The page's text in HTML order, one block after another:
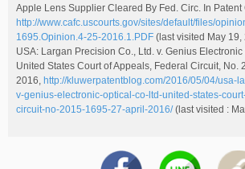
Apple Lens Supplier Cleared By Fed. Circ. In Patent
http://www.cafc.uscourts.gov/sites/default/files/
1695.Opinion.4-25-2016.1.PDF (last visited May 19,
USA: Largan Precision Co., Ltd. v. Genius Electronic
United States Court of Appeals, Federal Circuit, No.
2016, http://kluwerpatentblog.com/2016/05/04/usa-
v-genius-electronic-optical-co-ltd-united-states-
circuit-no-2015-1695-27-april-2016/(last visited :